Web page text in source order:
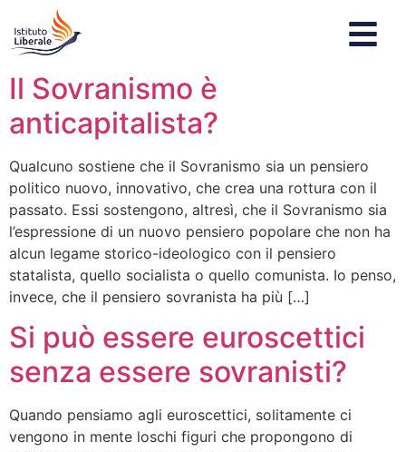
Il Sovranismo è
anticapitalista?
Qualcuno sostiene che il Sovranismo sia un pensiero
politico nuovo, innovativo, che crea una rottura con il
passato. Essi sostengono, altresì, che il Sovranismo sia
l’espressione di un nuovo pensiero popolare che non ha
alcun legame storico-ideologico con il pensiero
statalista, quello socialista o quello comunista. Io penso,
invece, che il pensiero sovranista ha più […]
Si può essere euroscettici
senza essere sovranisti?
Quando pensiamo agli euroscettici, solitamente ci
vengono in mente loschi figuri che propongono di